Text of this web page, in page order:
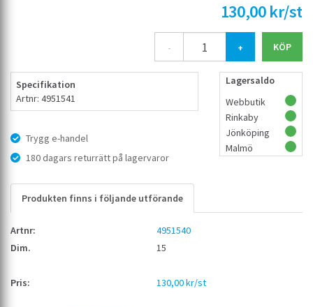
130,00 kr/st
- +
Specifikation
Artnr: 4951541
Trygg e-handel
180 dagars returrätt på lagervaror
Lagersaldo
Webbutik
Rinkaby
Jönköping
Malmö
Produkten finns i följande utförande
4951540
15
130,00 kr/st